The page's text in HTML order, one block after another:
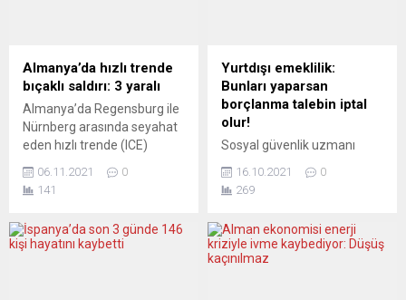
Almanya’da hızlı trende
bıçaklı saldırı: 3 yaralı
Almanya’da Regensburg ile
Nürnberg arasında seyahat
eden hızlı trende (ICE)
bildirildi. Oberpfalz
emniyetinden yapılan
treninde bir saldırganın
yolculara bıçakla saldırması
06.11.2021
0
141
Yurtdışı emeklilik:
Bunları yaparsan
borçlanma talebin iptal
olur!
Sosyal güvenlik uzmanı
gazetesinin YouTube
kanalında canlı olarak
adlı programda yurtdışı
emekilik, borçlanma ve
16.10.2021
0
269